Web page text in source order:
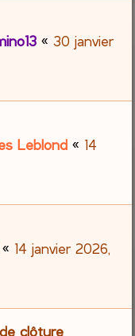
«30 janvier
Leblond « 14
« 14 janvier 2026,
clôture